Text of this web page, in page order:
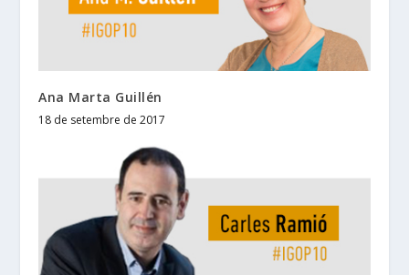
Ana Marta Guillén
18 de setembre de 2017